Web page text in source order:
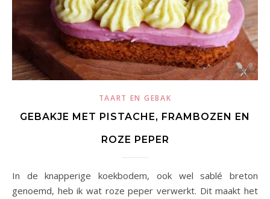
TAART EN GEBAK
GEBAKJE MET PISTACHE, FRAMBOZEN EN
ROZE PEPER
In de knapperige koekbodem, ook wel sablé breton
genoemd, heb ik wat roze peper verwerkt. Dit maakt het